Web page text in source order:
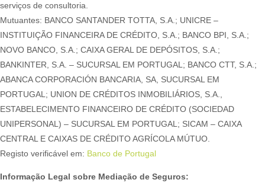
serviços de consultoria.
Mutuantes: BANCO SANTANDER TOTTA, S.A.; UNICRE –
INSTITUIÇÃO FINANCEIRA DE CRÉDITO, S.A.; BANCO BPI, S.A.;
NOVO BANCO, S.A.; CAIXA GERAL DE DEPÓSITOS, S.A.;
BANKINTER, S.A. – SUCURSAL EM PORTUGAL; BANCO CTT, S.A.;
ABANCA CORPORACIÓN BANCARIA, SA, SUCURSAL EM
PORTUGAL; UNION DE CRÉDITOS INMOBILIÁRIOS, S.A.,
ESTABELECIMENTO FINANCEIRO DE CRÉDITO (SOCIEDAD
UNIPERSONAL) – SUCURSAL EM PORTUGAL; SICAM – CAIXA
CENTRAL E CAIXAS DE CRÉDITO AGRÍCOLA MÚTUO.
Registo verificável em: Banco de Portugal
Informação Legal sobre Mediação de Seguros: